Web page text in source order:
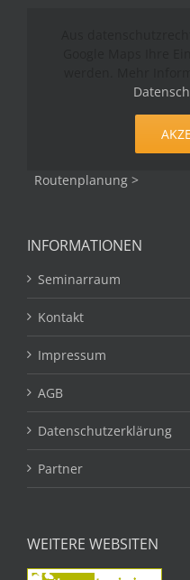
Routenplanung >
INFORMATIONEN
Seminarraum
Kontakt
Impressum
AGB
Datenschutzerklärung
Partner
WEITERE WEBSITEN